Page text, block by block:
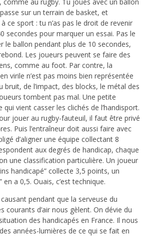
sur un terrain de basket, et
ce sport : tu n’as pas le droit de revenir
secondes pour marquer un essai. Pas le
le ballon pendant plus de 10 secondes,
Les joueurs peuvent se faire des
comme au foot. Par contre, la
virile n’est pas moins bien représentée
bruit, de l’impact, des blocks, le métal des
tombent pas mal. Une petite
vient casser les clichés de l’handisport.
jouer au rugby-fauteuil, il faut être privé
Puis l’entraîneur doit aussi faire avec
d’aligner une équipe collectant 8
aux degrés de handicap, chaque
une classification particulière. Un joueur
handicapé” collecte 3,5 points, un
en a 0,5. Ouais, c’est technique.
pendant que la serveuse du
courants d’air nous gèlent. On dévie du
des handicapés en France. Il nous
années-lumières de ce qui se fait en